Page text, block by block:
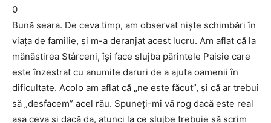
0
Bună seara. De ceva timp, am observat niște schimbări în
viața de familie, și m-a deranjat acest lucru. Am aflat că la
mănăstirea Stârceni, își face slujba părintele Paisie care
este înzestrat cu anumite daruri de a ajuta oamenii în
dificultate. Acolo am aflat că „ne este făcut”, și că ar trebui
să „desfacem” acel rău. Spuneți-mi vă rog dacă este real
așa ceva și dacă da, atunci la ce slujbe trebuie să scrim